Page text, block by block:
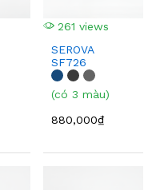
261 views
SEROVA
SF726
(có 3 màu)
880,000₫